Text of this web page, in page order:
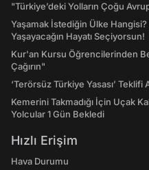
"Türkiye’deki Yolların Çoğu
Yaşamak İstediğin Ülke
Yaşayacağın Hayatı Seçiyorsun!
Kur'an Kursu Öğrencilerinden
Çağırın"
‘Terörsüz Türkiye Yasası’
Kemerini Takmadığı İçin Uçak
Yolcular 1 Gün Bekledi
Hızlı Erişim
Hava Durumu